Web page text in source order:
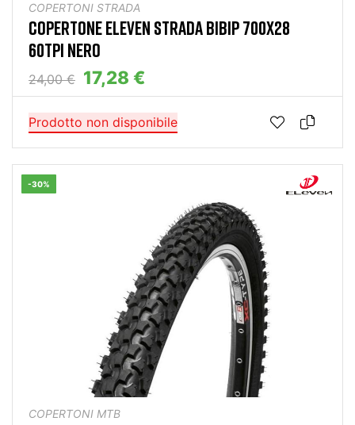
COPERTONI STRADA
COPERTONE ELEVEN STRADA BIBIP 700X28
60TPI NERO
24,00 € 17,28 €
Prodotto non disponibile
-30%
COPERTONI MTB